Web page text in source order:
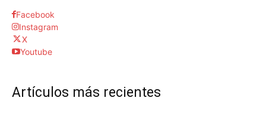
Facebook
Instagram
X
Youtube
Artículos más recientes